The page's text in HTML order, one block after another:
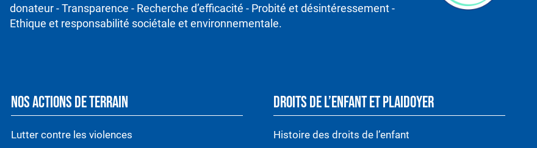
donateur - Transparence - Recherche d’efficacité - Probité et désintéressement -
Ethique et responsabilité sociétale et environnementale.
NOS ACTIONS DE TERRAIN
Lutter contre les violences
DROITS DE L’ENFANT ET PLAIDOYER
Histoire des droits de l’enfant